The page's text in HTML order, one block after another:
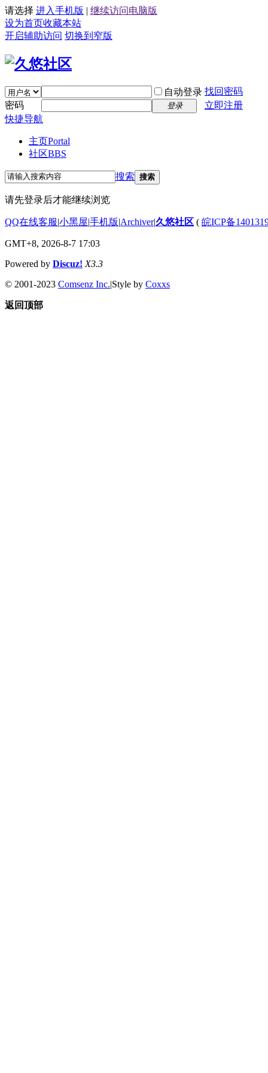
请选择 进入手机版 | 继续访问电脑版
设为首页收藏本站
开启辅助访问 切换到窄版
自动登录 找回密码
密码
登录
立即注册
快捷导航
主页Portal
社区BBS
搜索 搜索
请先登录后才能继续浏览
QQ在线客服|小黑屋|手机版|Archiver|久悠社区 ( 皖ICP备
GMT+8, 2026-8-7 17:03
Powered by Discuz! X3.3
© 2001-2023 Comsenz Inc.|Style by Coxxs
返回顶部